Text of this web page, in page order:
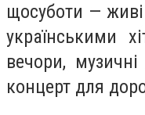
щосуботи —
українськими
вечори,
концерт для